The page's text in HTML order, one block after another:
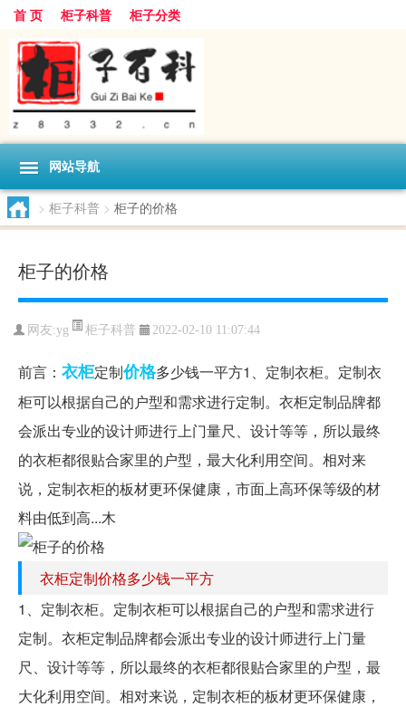
首 页 柜子科普 柜子分类
网站导航
> 柜子科普 > 柜子的价格
柜子的价格
网友:yg 柜子科普 2022-02-10 11:07:44
前言： 衣柜定制价格多少钱一平方1、定制衣柜。定制衣
柜可以根据自己的户型和需求进行定制。衣柜定制品牌都
会派出专业的设计师进行上门量尺、设计等等，所以最终
的衣柜都很贴合家里的户型，最大化利用空间。相对来
说，定制衣柜的板材更环保健康，市面上高环保等级的材
料由低到高...木
衣柜定制价格多少钱一平方
1、定制衣柜。定制衣柜可以根据自己的户型和需求进行
定制。衣柜定制品牌都会派出专业的设计师进行上门量
尺、设计等等，所以最终的衣柜都很贴合家里的户型，最
大化利用空间。相对来说，定制衣柜的板材更环保健康，